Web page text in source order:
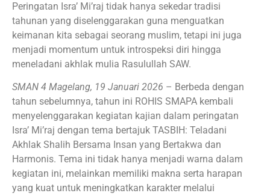
Peringatan Isra’ Mi’raj tidak hanya sekedar tradisi
tahunan yang diselenggarakan guna menguatkan
keimanan kita sebagai seorang muslim, tetapi ini juga
menjadi momentum untuk introspeksi diri hingga
meneladani akhlak mulia Rasulullah SAW.
SMAN 4 Magelang, 19 Januari 2026 – Berbeda dengan
tahun sebelumnya, tahun ini ROHIS SMAPA kembali
menyelenggarakan kegiatan kajian dalam peringatan
Isra’ Mi’raj dengan tema bertajuk TASBIH: Teladani
Akhlak Shalih Bersama Insan yang Bertakwa dan
Harmonis. Tema ini tidak hanya menjadi warna dalam
kegiatan ini, melainkan memiliki makna serta harapan
yang kuat untuk meningkatkan karakter melalui